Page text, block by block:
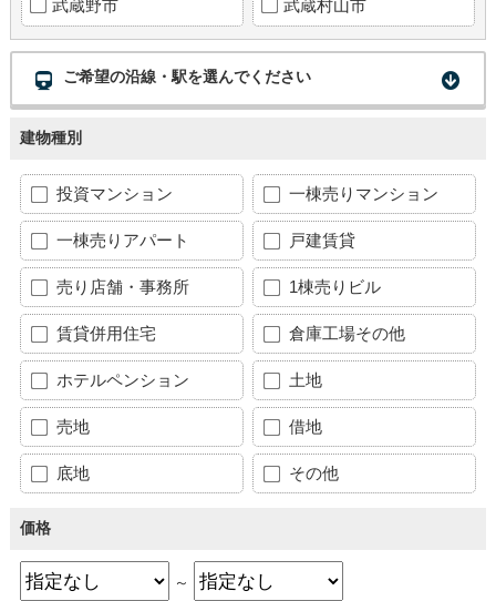
武蔵野市 武蔵村山市
ご希望の沿線・駅を選んでください
建物種別
投資マンション 一棟売りマンション
一棟売りアパート 戸建賃貸
売り店舗・事務所 1棟売りビル
賃貸併用住宅 倉庫工場その他
ホテルペンション 土地
売地 借地
底地 その他
価格
～